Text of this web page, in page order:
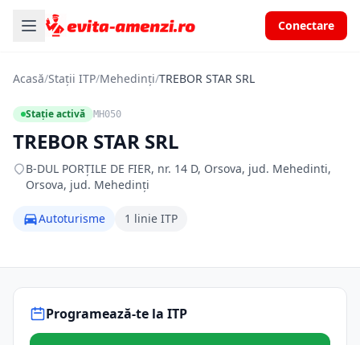
Conectare
Acasă/Stații ITP/Mehedinți/TREBOR STAR SRL
Stație activă MH050
TREBOR STAR SRL
B-DUL PORŢILE DE FIER, nr. 14 D, Orsova, jud. Mehedinti,
Orsova, jud. Mehedinți
Autoturisme 1 linie ITP
Programează-te la ITP